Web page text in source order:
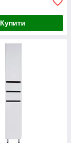
Купити